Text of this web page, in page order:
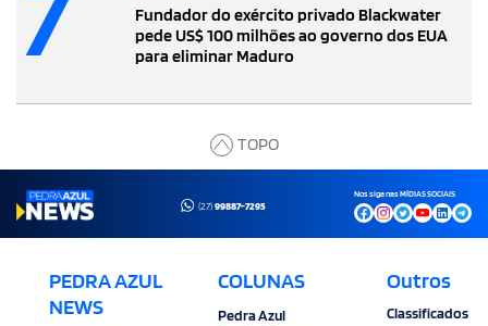
Fundador do exército privado Blackwater
pede US$ 100 milhões ao governo dos EUA
para eliminar Maduro
TOPO
(27)99887-7295
Nos siga nas MÍDIAS SOCIAIS
PEDRA AZUL
NEWS
COLUNAS
Pedra Azul
Outros
Classificados